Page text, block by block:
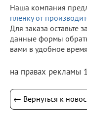
Наша компания
пленку от
Для заказа оставьте
данные формы
вами в удобное
на правах рекламы
← Вернуться к